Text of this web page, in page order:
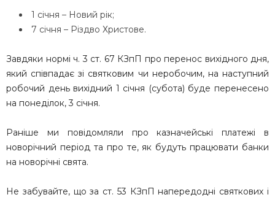
1 січня – Новий рік;
7 січня – Різдво Христове.
Завдяки нормі ч. 3 ст. 67 КЗпП про перенос вихідного дня,
який співпадає зі святковим чи неробочим, на наступний
робочий день вихідний 1 січня (субота) буде перенесено
на понеділок, 3 січня.
Раніше ми повідомляли про казначейські платежі в
новорічний період та про те, як будуть працювати банки
на новорічні свята.
Не забувайте, що за ст. 53 КЗпП напередодні святкових і